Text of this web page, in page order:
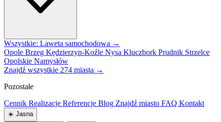
Wszystkie: Laweta samochodowa →
Opole Brzeg Kędzierzyn-Koźle Nysa Kluczbork Prudnik Strzelce
Opolskie Namysłów
Znajdź wszystkie 274 miasta →
Pozostałe
Cennik Realizacje Referencje Blog Znajdź miasto FAQ Kontakt
☀️ Jasna